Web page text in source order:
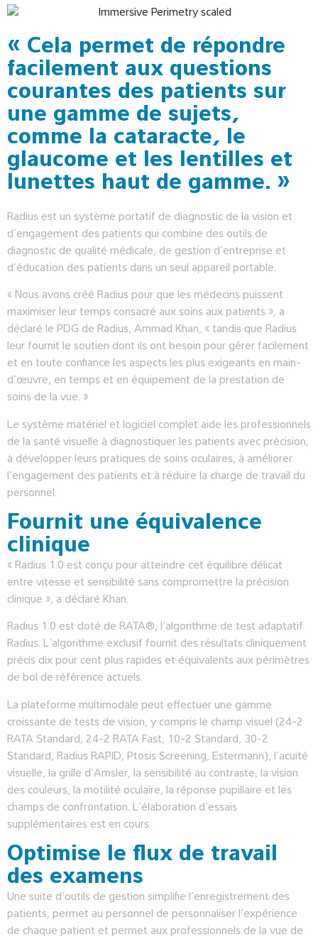
« Cela permet de répondre
facilement aux questions
courantes des patients sur
une gamme de sujets,
comme la cataracte, le
glaucome et les lentilles et
lunettes haut de gamme. »
Radius est un système portatif de diagnostic de la vision et
d’engagement des patients qui combine des outils de
diagnostic de qualité médicale, de gestion d’entreprise et
d’éducation des patients dans un seul appareil portable.
« Nous avons créé Radius pour que les médecins puissent
maximiser leur temps consacré aux soins aux patients », a
déclaré le PDG de Radius, Ammad Khan, « tandis que Radius
leur fournit le soutien dont ils ont besoin pour gérer facilement
et en toute confiance les aspects les plus exigeants en main-
d’œuvre, en temps et en équipement de la prestation de
soins de la vue. »
Le système matériel et logiciel complet aide les professionnels
de la santé visuelle à diagnostiquer les patients avec précision,
à développer leurs pratiques de soins oculaires, à améliorer
l’engagement des patients et à réduire la charge de travail du
personnel.
Fournit une équivalence
clinique
« Radius 1.0 est conçu pour atteindre cet équilibre délicat
entre vitesse et sensibilité sans compromettre la précision
clinique », a déclaré Khan.
Radius 1.0 est doté de RATA®, l’algorithme de test adaptatif
Radius. L’algorithme exclusif fournit des résultats cliniquement
précis dix pour cent plus rapides et équivalents aux périmètres
de bol de référence actuels.
La plateforme multimodale peut effectuer une gamme
croissante de tests de vision, y compris le champ visuel (24-2
RATA Standard, 24-2 RATA Fast, 10-2 Standard, 30-2
Standard, Radius RAPID, Ptosis Screening, Estermann), l’acuité
visuelle, la grille d’Amsler, la sensibilité au contraste, la vision
des couleurs, la motilité oculaire, la réponse pupillaire et les
champs de confrontation. L’élaboration d’essais
supplémentaires est en cours.
Optimise le flux de travail
des examens
Une suite d’outils de gestion simplifie l’enregistrement des
patients, permet au personnel de personnaliser l’expérience
de chaque patient et permet aux professionnels de la vue de